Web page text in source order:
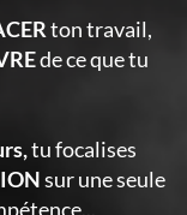
ton travail,
de ce que tu
tu focalises
sur une seule